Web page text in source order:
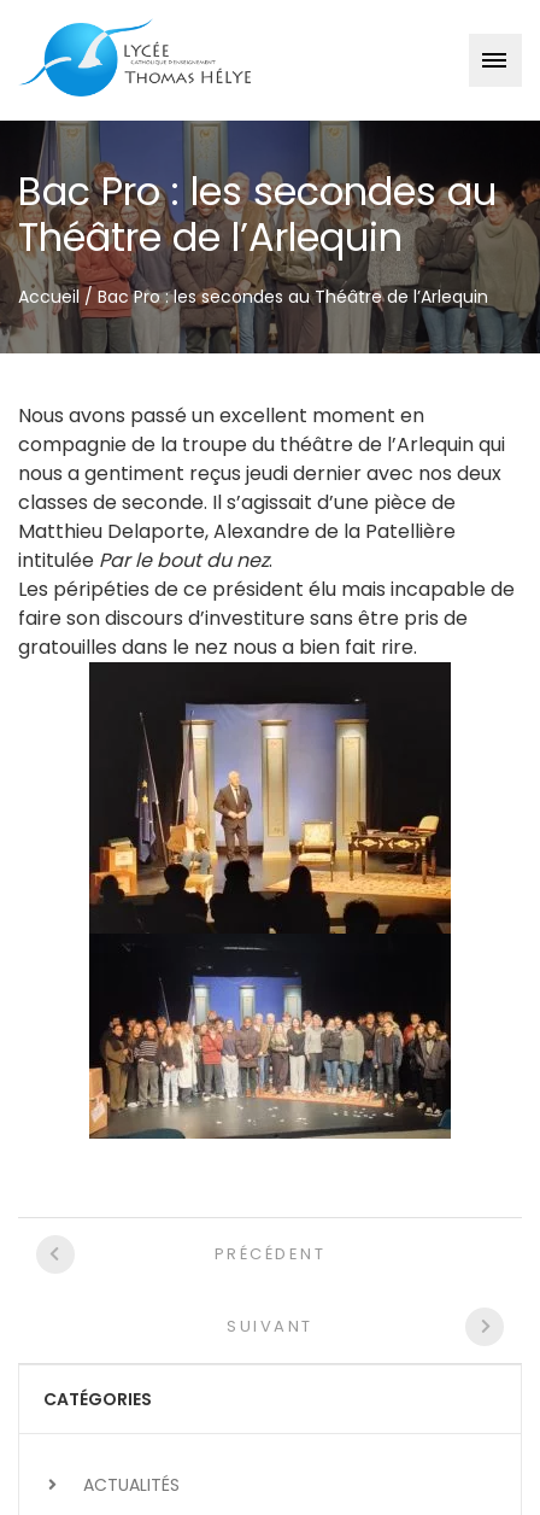
Passer
contenu
Bac Pro : les secondes au
Théâtre de l’Arlequin
Accueil / Bac Pro : les secondes au Théâtre de l’Arlequin
Nous avons passé un excellent moment en
compagnie de la troupe du théâtre de l’Arlequin qui
nous a gentiment reçus jeudi dernier avec nos deux
classes de seconde. Il s’agissait d’une pièce de
Matthieu Delaporte, Alexandre de la Patellière
intitulée Par le bout du nez.
Les péripéties de ce président élu mais incapable de
faire son discours d’investiture sans être pris de
gratouilles dans le nez nous a bien fait rire.
Navigation
articles
PRÉCÉDENT
SUIVANT
CATÉGORIES
ACTUALITÉS